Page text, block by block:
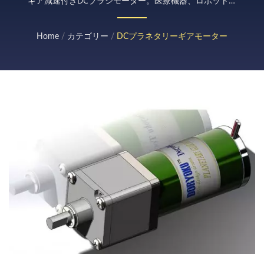
ルク＆高品質DCギアモー
Doryoku Technical Corp.
自動ドア、電動工具、農業機器、エンコーダーまたはブレ
ーター製造経験。
Home / カテゴリー / DCプラネタリーギアモーター